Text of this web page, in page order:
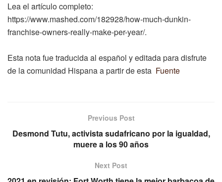
Lea el artículo completo:
https://www.mashed.com/182928/how-much-dunkin-
franchise-owners-really-make-per-year/.
Esta nota fue traducida al español y editada para disfrute
de la comunidad Hispana a partir de esta Fuente
Previous Post
Desmond Tutu, activista sudafricano por la igualdad,
muere a los 90 años
Next Post